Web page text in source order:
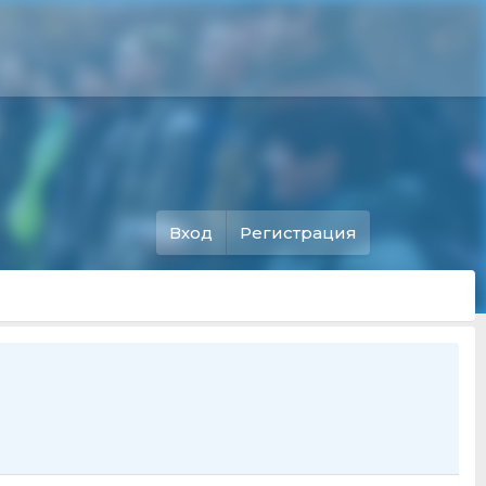
Вход Регистрация